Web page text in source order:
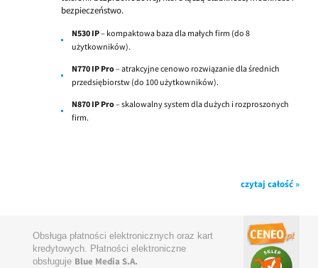
bezpieczeństwo.
N530 IP– kompaktowa baza dla małych firm (do 8
użytkowników).
N770 IP Pro– atrakcyjne cenowo rozwiązanie dla średnich
przedsiębiorstw (do 100 użytkowników).
N870 IP Pro– skalowalny system dla dużych i rozproszonych
firm.
czytaj całość »
Obsługa płatności elektronicznych oraz kart
kredytowych. Płatności elektroniczne
obsługuje Blue Media S.A.